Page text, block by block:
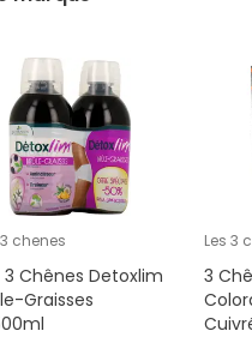
chenes
3 Chênes Detoxlim
Graisses
Les 3
3